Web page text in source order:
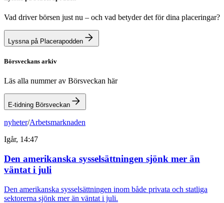
Vad driver börsen just nu – och vad betyder det för dina placeringar?
Lyssna på Placerapodden
Börsveckans arkiv
Läs alla nummer av Börsveckan här
E-tidning Börsveckan
nyheter/Arbetsmarknaden
Igår, 14:47
Den amerikanska sysselsättningen sjönk mer än
väntat i juli
Den amerikanska sysselsättningen inom både privata och statliga
sektorerna sjönk mer än väntat i juli.